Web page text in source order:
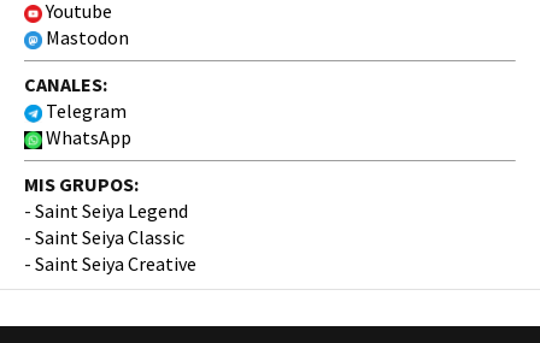
Youtube
Mastodon
CANALES:
Telegram
WhatsApp
MIS GRUPOS:
- Saint Seiya Legend
- Saint Seiya Classic
- Saint Seiya Creative